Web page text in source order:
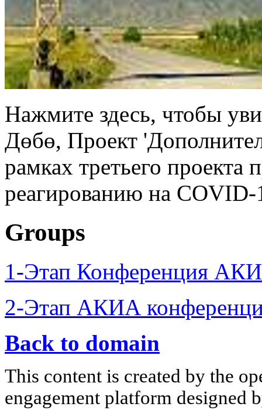
Нажмите здесь, чтобы
Дөбө, Проект
рамках третьего проекта
реагированию на COVID-
Groups
1-Этап Конференция
2-Этап АКИА
Back to domain
This content is created by the
engagement platform designed